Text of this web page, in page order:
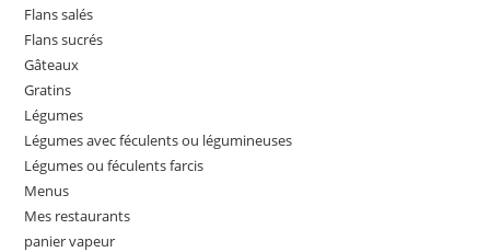
Flans salés
Flans sucrés
Gâteaux
Gratins
Légumes
Légumes avec féculents ou légumineuses
Légumes ou féculents farcis
Menus
Mes restaurants
panier vapeur